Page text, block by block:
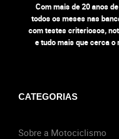
Com mais de 20 anos
todos os meses nas
com testes criteriosos,
e tudo mais que cerca
CATEGORIAS
Sobre a Motociclismo